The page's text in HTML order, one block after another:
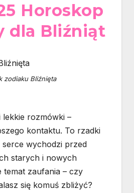
Horoskop
dla Bliźniąt
zodiaku Bliźnięta
lekkie rozmówki –
kontaktu. To rzadki
serce wychodzi przed
starych i nowych
temat zaufania – czy
się komuś zbliżyć?